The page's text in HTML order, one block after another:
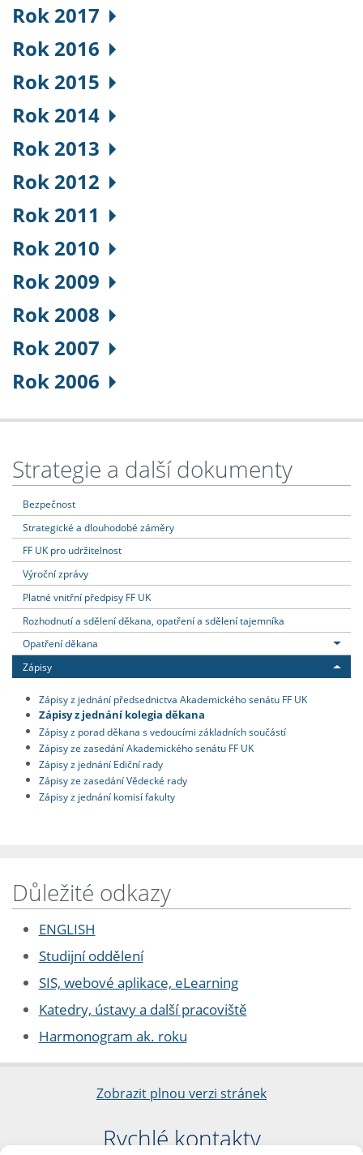
Rok 2017
Rok 2016
Rok 2015
Rok 2014
Rok 2013
Rok 2012
Rok 2011
Rok 2010
Rok 2009
Rok 2008
Rok 2007
Rok 2006
Strategie a další dokumenty
Bezpečnost
Strategické a dlouhodobé záměry
FF UK pro udržitelnost
Výroční zprávy
Platné vnitřní předpisy FF UK
Rozhodnutí a sdělení děkana, opatření a sdělení tajemníka
Opatření děkana
Zápisy
Zápisy z jednání předsednictva Akademického senátu FF UK
Zápisy z jednání kolegia děkana
Zápisy z porad děkana s vedoucími základních součástí
Zápisy ze zasedání Akademického senátu FF UK
Zápisy z jednání Ediční rady
Zápisy ze zasedání Vědecké rady
Zápisy z jednání komisí fakulty
Důležité odkazy
ENGLISH
Studijní oddělení
SIS, webové aplikace, eLearning
Katedry, ústavy a další pracoviště
Harmonogram ak. roku
Zobrazit plnou verzi stránek
Rychlé kontakty